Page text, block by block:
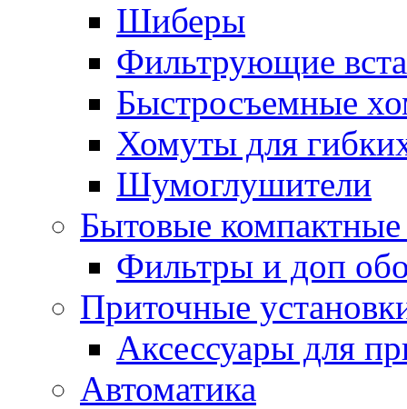
Шиберы
Фильтрующие
Быстросъемные
Хомуты для
Шумоглушители
Бытовые
Фильтры и доп
Приточные
Аксессуары для
Автоматика